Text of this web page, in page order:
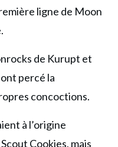
ligne de Moon
de Kurupt et
percé la
concoctions.
à l’origine
Cookies, mais